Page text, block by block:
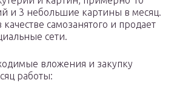
и 3 небольшие картины в месяц.
самозанятого и продает
сети.
вложения и закупку
работы: